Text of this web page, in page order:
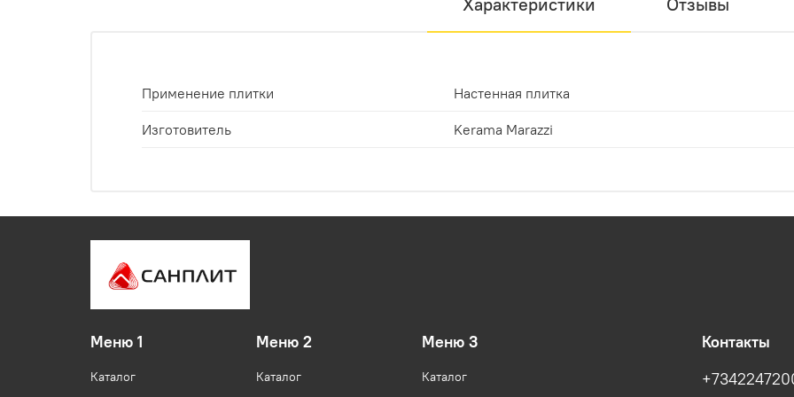
Применение плитки Настенная плитка
Изготовитель Kerama Marazzi
Меню 1
Каталог
Меню 2
Каталог
Меню 3
Каталог
Контакты